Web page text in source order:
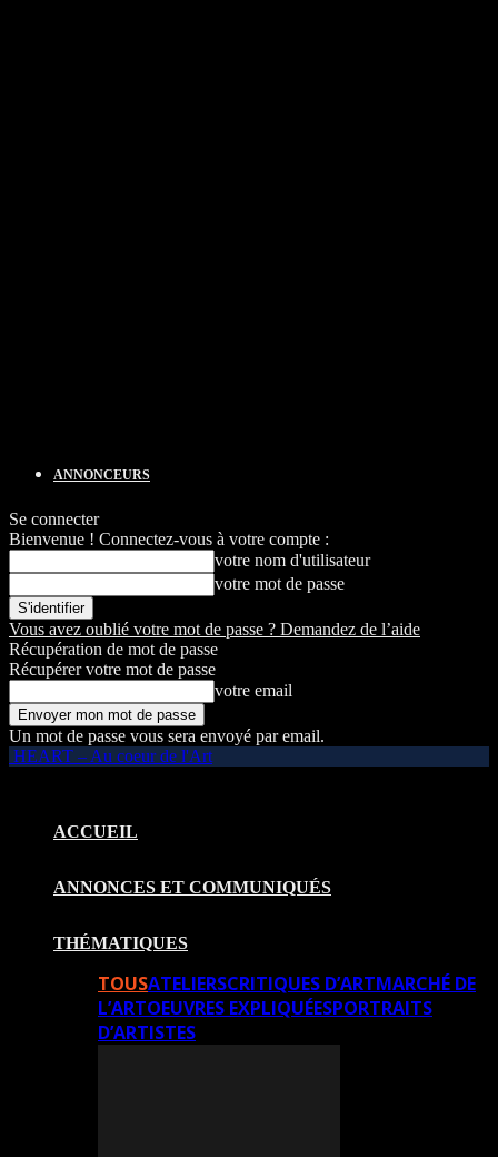
ANNONCEURS
Se connecter
Bienvenue ! Connectez-vous à votre compte :
votre nom d'utilisateur
votre mot de passe
Vous avez oublié votre mot de passe ? Demandez de l’aide
Récupération de mot de passe
Récupérer votre mot de passe
votre email
Un mot de passe vous sera envoyé par email.
HEART – Au coeur de l'Art
ACCUEIL
ANNONCES ET COMMUNIQUÉS
THÉMATIQUES
TOUSATELIERSCRITIQUES D’ARTMARCHÉ DE
L’ARTOEUVRES EXPLIQUÉESPORTRAITS
D’ARTISTES